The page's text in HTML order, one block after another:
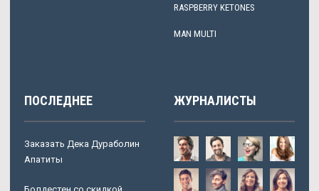
RASPBERRY KETONES
MAN MULTI
ПОСЛЕДНЕЕ
Заказать Дека Дураболин
Апатиты
ЖУРНАЛИСТЫ